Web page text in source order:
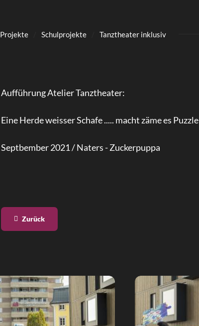
Projekte Schulprojekte Tanztheater inklusiv
Aufführung Atelier Tanztheater:
Eine Herde weisser Schafe ..... macht zäme es Puzzle
Septbember 2021 / Naters - Zuckerpuppa
Zurück